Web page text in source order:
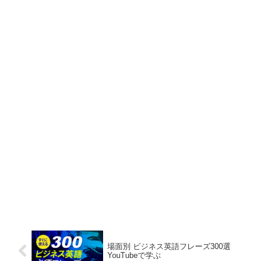
場面別 ビジネス英語フレーズ300選
YouTubeで学ぶ